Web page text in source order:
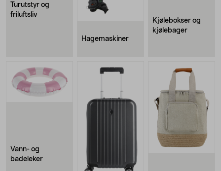
Turutstyr og
friluftsliv
Hagemaskiner
Kjølebokser og
kjølebager
Vann- og
badeleker